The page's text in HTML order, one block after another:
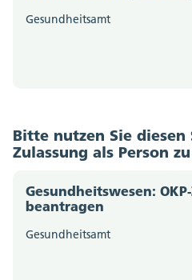
Gesundheitsamt
Bitte nutzen Sie diesen
Zulassung als Person
Gesundheitswesen:
beantragen
Gesundheitsamt